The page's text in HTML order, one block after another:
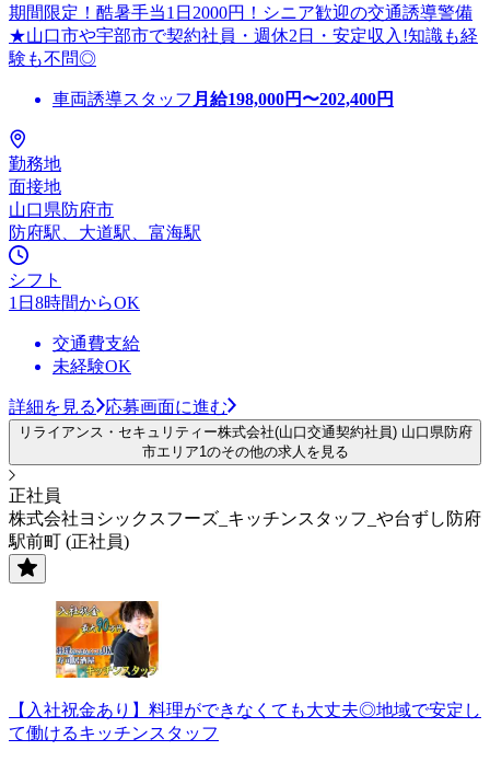
期間限定！酷暑手当1日2000円！シニア歓迎の交通誘導警備
★山口市や宇部市で契約社員・週休2日・安定収入!知識も経
験も不問◎
車両誘導スタッフ 月給198,000円〜202,400円
勤務地
面接地
山口県防府市
防府駅、大道駅、富海駅
シフト
1日8時間からOK
交通費支給
未経験OK
詳細を見る 応募画面に進む
リライアンス・セキュリティー株式会社(山口交通契約社員) 山口県防府
市エリア1のその他の求人を見る
正社員
株式会社ヨシックスフーズ_キッチンスタッフ_や台ずし防府
駅前町 (正社員)
【入社祝金あり】料理ができなくても大丈夫◎地域で安定し
て働けるキッチンスタッフ